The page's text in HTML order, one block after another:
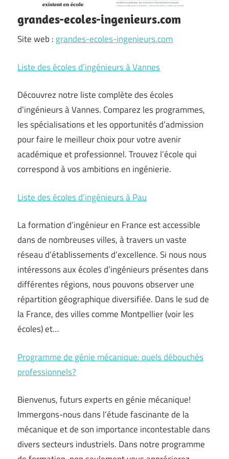
grandes-ecoles-ingenieurs.com
Site web :grandes-ecoles-ingenieurs.com
Liste des écoles d’ingénieurs à Vannes
Découvrez notre liste complète des écoles
d’ingénieurs à Vannes. Comparez les programmes,
les spécialisations et les opportunités d’admission
pour faire le meilleur choix pour votre avenir
académique et professionnel. Trouvez l’école qui
correspond à vos ambitions en ingénierie.
Liste des écoles d’ingénieurs à Pau
La formation d’ingénieur en France est accessible
dans de nombreuses villes, à travers un vaste
réseau d’établissements d’excellence. Si nous nous
intéressons aux écoles d’ingénieurs présentes dans
différentes régions, nous pouvons observer une
répartition géographique diversifiée. Dans le sud de
la France, des villes comme Montpellier (voir les
écoles) et…
Programme de génie mécanique: quels débouchés
professionnels?
Bienvenus, futurs experts en génie mécanique!
Immergons-nous dans l’étude fascinante de la
mécanique et de son importance incontestable dans
divers secteurs industriels. Dans notre programme